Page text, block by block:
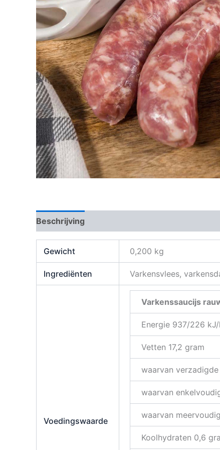
Beschrijving
Gewicht 0,200 kg
Ingrediënten Varkensvlees,
Voedingswaarde
Varkenssaucijs
Energie 937/226
Vetten 17,2 gram
waarvan
waarvan
waarvan
Koolhydraten 0,6